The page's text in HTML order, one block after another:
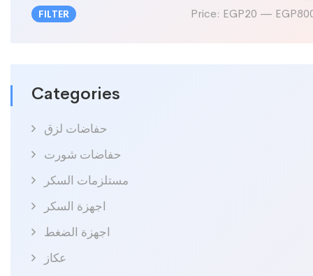
Min
MaxFILTER Price: EGP20 —
Categories
حفاضات لزق
حفاضات شورت
مستلزمات السكر
اجهزة السكر
اجهزة الضغط
عكاز